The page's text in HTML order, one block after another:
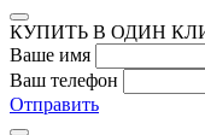
КУПИТЬ В ОДИН
Ваше имя
Ваш телефон
Отправить